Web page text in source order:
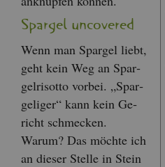
Spar­gel un­co­ver­ed
Wenn man Spar­gel liebt,
geht kein Weg an Spar­
gel­ri­sot­to vor­bei. „Spar­
geli­ger“ kann kein Ge­
richt schme­cken.
Warum? Das möch­te ich
an die­ser Stel­le in Stein